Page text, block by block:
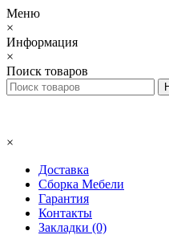
Меню
×
Информация
×
Поиск товаров
×
Доставка
Сборка Мебели
Гарантия
Контакты
Закладки (0)